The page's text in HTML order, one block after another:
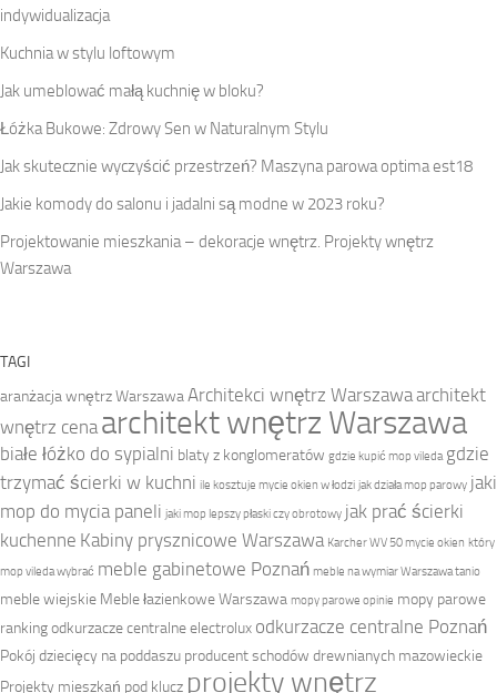
indywidualizacja
Kuchnia w stylu loftowym
Jak umeblować małą kuchnię w bloku?
Łóżka Bukowe: Zdrowy Sen w Naturalnym Stylu
Jak skutecznie wyczyścić przestrzeń? Maszyna parowa optima est18
Jakie komody do salonu i jadalni są modne w 2023 roku?
Projektowanie mieszkania – dekoracje wnętrz. Projekty wnętrz
Warszawa
TAGI
aranżacja wnętrz Warszawa Architekci wnętrz Warszawaarchitekt
wnętrz cena architekt wnętrz Warszawa
białe łóżko do sypialni blaty z konglomeratów gdzie kupić mop vileda gdzie
trzymać ścierki w kuchni ile kosztuje mycie okien w łodzi jak działa mop parowy jaki
mop do mycia paneli jaki mop lepszy płaski czy obrotowy jak prać ścierki
kuchenne Kabiny prysznicowe Warszawa Karcher WV 50 mycie okien który
mop vileda wybrać meble gabinetowe Poznań meble na wymiar Warszawa tanio
meble wiejskie Meble łazienkowe Warszawa mopy parowe opinie mopy parowe
rankingodkurzacze centralne electrolux odkurzacze centralne Poznań
Pokój dziecięcy na poddaszu producent schodów drewnianych mazowieckie
Projekty mieszkań pod klucz projekty wnętrz